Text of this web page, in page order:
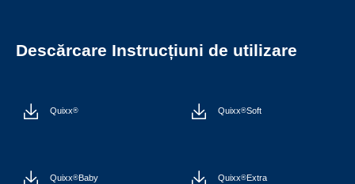
Descărcare Instrucțiuni de utilizare
Quixx® Quixx®Soft
Quixx® Baby Quixx® Extra